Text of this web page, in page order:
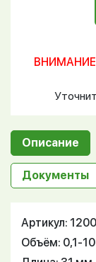
Описание
Документы
Артикул:
Объём: 0,1-